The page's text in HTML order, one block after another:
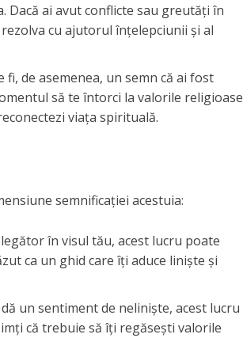
ai avut conflicte sau greutăți în
cu ajutorul înțelepciunii și al
de asemenea, un semn că ai fost
să te întorci la valorile religioase
viața spirituală.
semnificației acestuia:
în visul tău, acest lucru poate
ca un ghid care îți aduce liniște și
un sentiment de neliniște, acest lucru
că trebuie să îți regăsești valorile